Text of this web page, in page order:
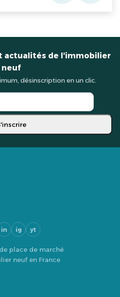
actualités de l'immobilier
neuf
désinscription en un clic.
in ig yt
place de marché
neuf en France